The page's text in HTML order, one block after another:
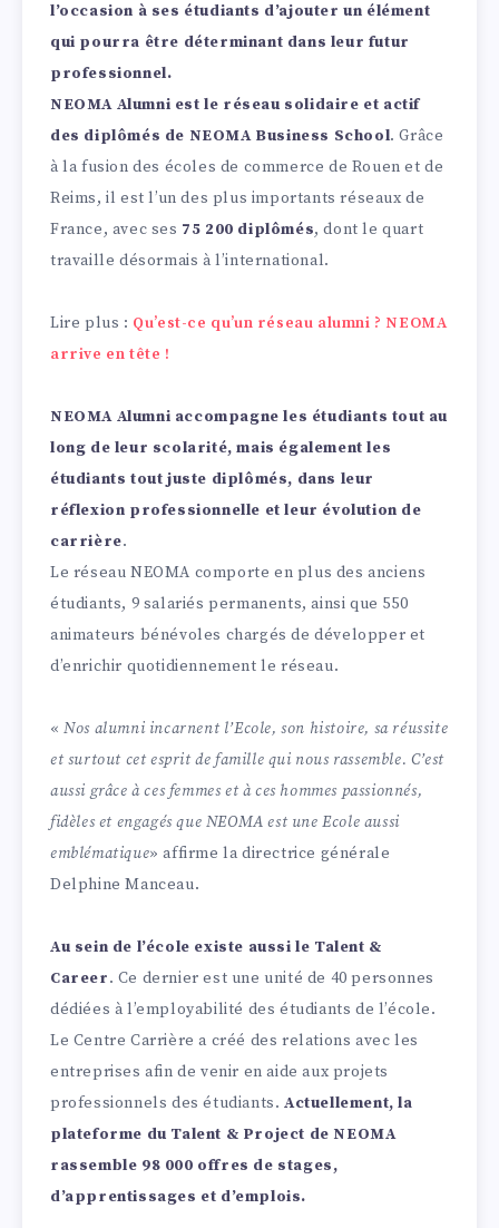
l’occasion à ses étudiants d’ajouter un élément
qui pourra être déterminant dans leur futur
professionnel.
NEOMA Alumni est le réseau solidaire et actif
des diplômés de NEOMA Business School. Grâce
à la fusion des écoles de commerce de Rouen et de
Reims, il est l’un des plus importants réseaux de
France, avec ses 75 200 diplômés, dont le quart
travaille désormais à l’international.
Lire plus : Qu’est-ce qu’un réseau alumni ? NEOMA
arrive en tête !
NEOMA Alumni accompagne les étudiants tout au
long de leur scolarité, mais également les
étudiants tout juste diplômés, dans leur
réflexion professionnelle et leur évolution de
carrière.
Le réseau NEOMA comporte en plus des anciens
étudiants, 9 salariés permanents, ainsi que 550
animateurs bénévoles chargés de développer et
d’enrichir quotidiennement le réseau.
«Nos alumni incarnent l’Ecole, son histoire, sa réussite
et surtout cet esprit de famille qui nous rassemble. C’est
aussi grâce à ces femmes et à ces hommes passionnés,
fidèles et engagés que NEOMA est une Ecole aussi
emblématique» affirme la directrice générale
Delphine Manceau.
Au sein de l’école existe aussi le Talent &
Career. Ce dernier est une unité de 40 personnes
dédiées à l’employabilité des étudiants de l’école.
Le Centre Carrière a créé des relations avec les
entreprises afin de venir en aide aux projets
professionnels des étudiants.Actuellement, la
plateforme du Talent & Project de NEOMA
rassemble 98 000 offres de stages,
d’apprentissages et d’emplois.